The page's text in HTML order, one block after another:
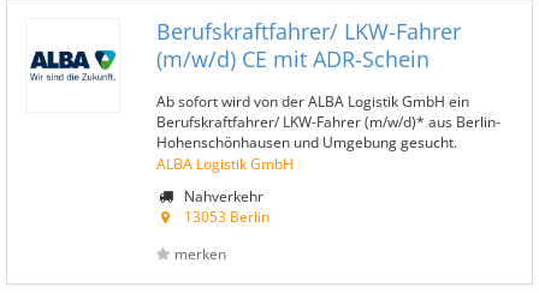
Berufskraftfahrer/ LKW-Fahrer
(m/w/d) CE mit ADR-Schein
Ab sofort wird von der ALBA Logistik GmbH ein
Berufskraftfahrer/ LKW-Fahrer (m/w/d)* aus Berlin-
Hohenschönhausen und Umgebung gesucht.
ALBA Logistik GmbH
Nahverkehr
13053 Berlin
merken